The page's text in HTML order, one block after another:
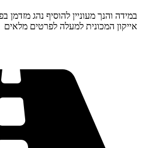
במידה והנך מעוניין להוסיף נהג
אייקון המכונית למעלה לפרטים מלאים